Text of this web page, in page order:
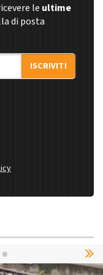
le ultime
di posta
ISCRIVITI